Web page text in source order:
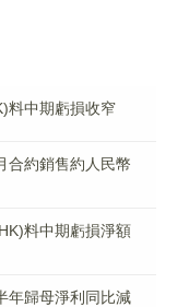
料中期虧損收窄
合約銷售約人民幣
料中期虧損淨額
年歸母淨利同比減